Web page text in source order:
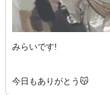
みらいです!
今日もありがとう😽